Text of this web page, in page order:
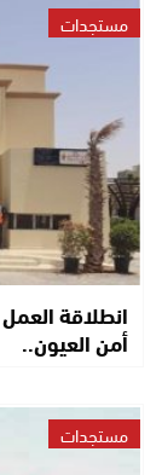
مستجدات
انطلاقة العمل
أمن العيون..
مستجدات